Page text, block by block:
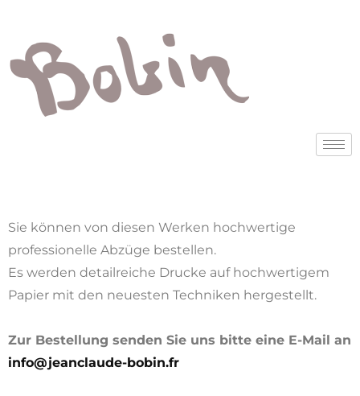
Sie können von diesen Werken hochwertige
professionelle Abzüge bestellen.
Es werden detailreiche Drucke auf hochwertigem
Papier mit den neuesten Techniken hergestellt.
Zur Bestellung senden Sie uns bitte eine E-Mail an
info@jeanclaude-bobin.fr